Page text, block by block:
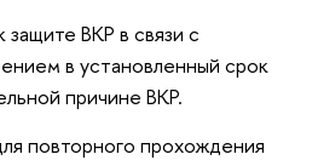
защите ВКР в связи с
в установленный срок
причине ВКР.
повторного прохождения